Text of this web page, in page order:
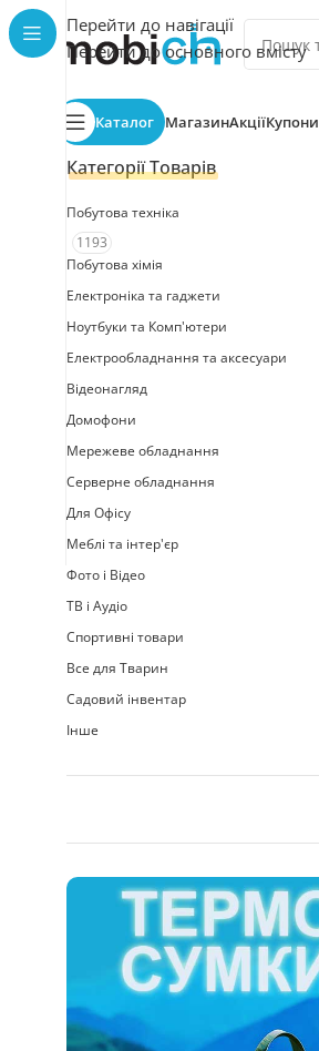
Перейти до навігації
Перейти до основного вмісту
Каталог МагазинАкціїКупони
Категорії Товарів
Побутова техніка
1193
Побутова хімія
Електроніка та гаджети
Ноутбуки та Комп'ютери
Електрообладнання та аксесуари
Відеонагляд
Домофони
Мережеве обладнання
Серверне обладнання
Для Офісу
Меблі та інтер'єр
Фото і Відео
ТВ і Аудіо
Спортивні товари
Все для Тварин
Садовий інвентар
Інше